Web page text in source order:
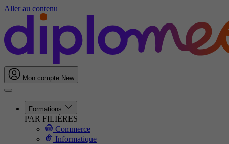
Aller au contenu
Mon compte New
Formations
PAR FILIÈRES
Commerce
Informatique